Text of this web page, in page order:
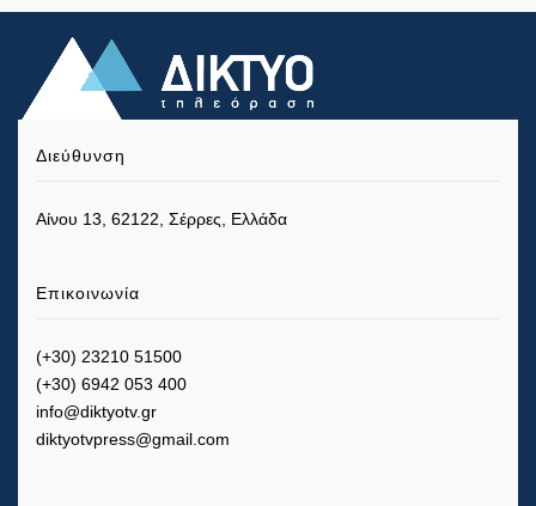
Διεύθυνση
Αίνου 13, 62122, Σέρρες, Ελλάδα
Επικοινωνία
(+30) 23210 51500
(+30) 6942 053 400
info@diktyotv.gr
diktyotvpress@gmail.com